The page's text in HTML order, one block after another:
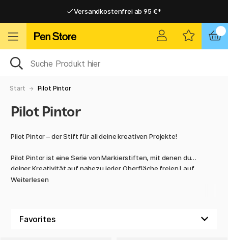
Versandkostenfrei ab 95 €*
Versandkostenfrei ab 95 €*
Start Pilot Pintor
Pilot Pintor
Pilot Pintor – der Stift für all deine kreativen Projekte!
Pilot Pintor ist eine Serie von Markierstiften, mit denen du
deiner Kreativität auf nahezu jeder Oberfläche freien Lauf
lassen kannst. Mit pigmentierter, deckender,
Gestalte farbenfrohe Scrapbooks, designe eigene Muster
Weiterlesen